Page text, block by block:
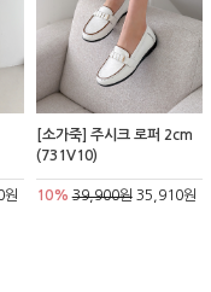
[소가죽] 주시크 로퍼 2cm
(731V10)
10% 39,900원35,910원